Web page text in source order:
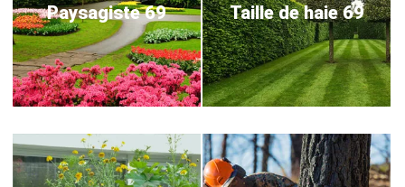
Paysagiste 69 Taille de haie 69